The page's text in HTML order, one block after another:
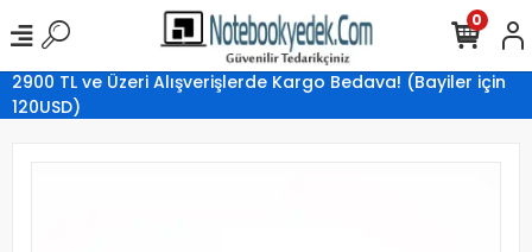
2900 TL ve Üzeri Alışverişlerde Kargo Bedava! (Bayiler için
120USD)
0